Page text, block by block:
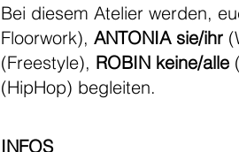
Bei diesem Atelier werden,
Floorwork), ANTONIA sie/ihr
(Freestyle), ROBIN keine/alle
(HipHop) begleiten.
INFOS